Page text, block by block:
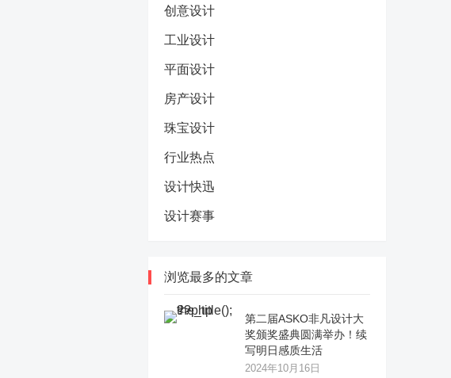
创意设计
工业设计
平面设计
房产设计
珠宝设计
行业热点
设计快迅
设计赛事
浏览最多的文章
第二届ASKO非凡设计大
奖颁奖盛典圆满举办！续
写明日感质生活
2024年10月16日